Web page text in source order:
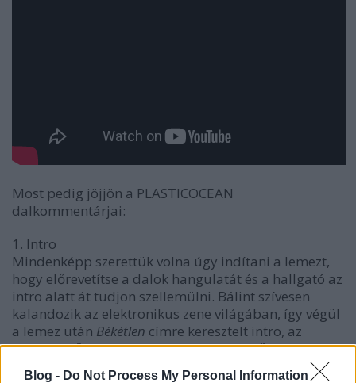
Blog - Do Not Process My Personal Information
Most pedig jöjjön a PLASTICOCEAN
dalkommentárjai:
1. Intro
Mindenképp szerettük volna úgy indítani a lemezt,
hogy előrevetítse a dalok hangulatát és a hallgató az
intro alatt át tudjon szellemülni. Bálint szívesen
kalandozik az elektronikus zene világában, így végül
a lemez után Békétlen címre keresztelt intro, az
Ellopott idődalunk dobtémájával és az ő szintijeivel,
hangzásaival jött létre.